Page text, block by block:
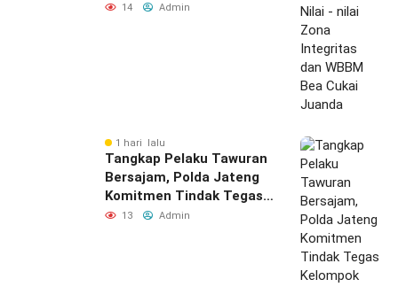
WBBM Bea Cukai Juanda
14 Admin
1 hari lalu
Tangkap Pelaku Tawuran
Bersajam, Polda Jateng
Komitmen Tindak Tegas
Kelompok Remaja yang
13 Admin